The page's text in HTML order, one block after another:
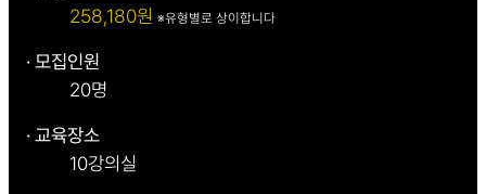
258,180원 ※유형별로 상이합니다
· 모집인원
20명
· 교육장소
10강의실